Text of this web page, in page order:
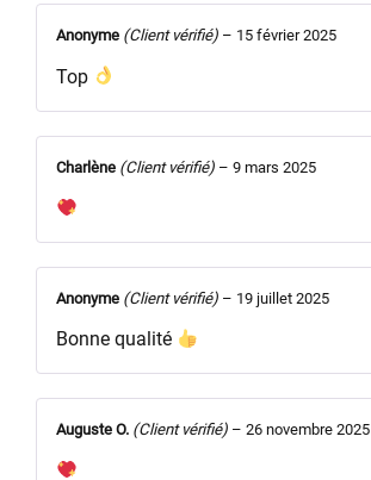
Anonyme (Client vérifié) – 15 février 2025
Top
Charlène (Client vérifié) – 9 mars 2025
Anonyme (Client vérifié) – 19 juillet 2025
Bonne qualité
Auguste O. (Client vérifié) – 26 novembre 2025